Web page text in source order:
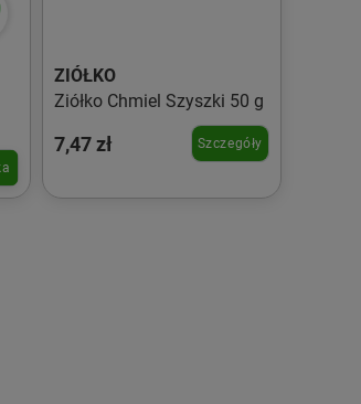
ZIÓŁKO
Ziółko Chmiel Szyszki 50 g
7,47 zł Szczegóły